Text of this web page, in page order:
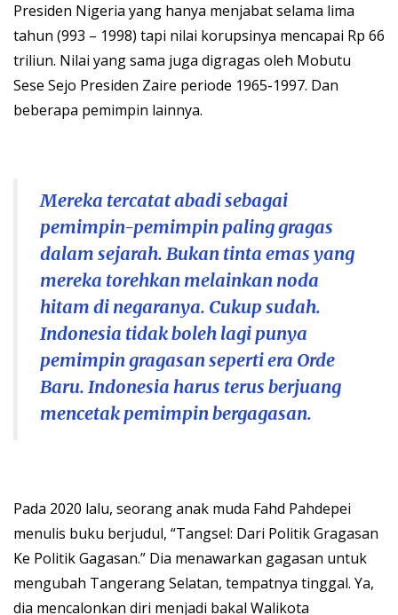
Presiden Nigeria yang hanya menjabat selama lima
tahun (993 – 1998) tapi nilai korupsinya mencapai Rp 66
triliun. Nilai yang sama juga digragas oleh Mobutu
Sese Sejo Presiden Zaire periode 1965-1997. Dan
beberapa pemimpin lainnya.
Mereka tercatat abadi sebagai
pemimpin-pemimpin paling gragas
dalam sejarah. Bukan tinta emas yang
mereka torehkan melainkan noda
hitam di negaranya. Cukup sudah.
Indonesia tidak boleh lagi punya
pemimpin gragasan seperti era Orde
Baru. Indonesia harus terus berjuang
mencetak pemimpin bergagasan.
Pada 2020 lalu, seorang anak muda Fahd Pahdepei
menulis buku berjudul, “Tangsel: Dari Politik Gragasan
Ke Politik Gagasan.” Dia menawarkan gagasan untuk
mengubah Tangerang Selatan, tempatnya tinggal. Ya,
dia mencalonkan diri menjadi bakal Walikota